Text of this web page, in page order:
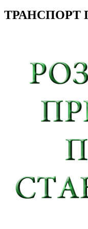
ТРАНСПОРТ